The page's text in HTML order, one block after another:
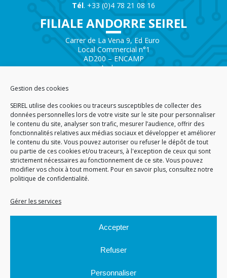
Gestion des cookies
SEIREL utilise des cookies ou traceurs susceptibles de collecter des
données personnelles lors de votre visite sur le site pour personnaliser
le contenu du site, analyser son trafic, mesurer l’audience, offrir des
fonctionnalités relatives aux médias sociaux et développer et améliorer
le contenu du site. Vous pouvez autoriser ou refuser le dépôt de tout
ou partie de ces cookies et/ou traceurs, à l'exception de ceux qui sont
strictement nécessaires au fonctionnement de ce site. Vous pouvez
modifier vos choix à tout moment. Pour en savoir plus, consultez notre
politique de confidentialité.
Gérer les services
Accepter
Refuser
Personnaliser
Tél. +33 (0)4 78 21 08 16
FILIALE ANDORRE SEIREL
Carrer de La Vena 9, Ed Euro
Local Commercial n°1
AD200 – ENCAMP
Andorra
Immeuble 3D
81 Rue de la Petite Eau
73290 LA MOTTE SERVOLEX
ACCUEIL
GÉRARD PERRIER INDUSTRIE – TOUS DROITS RÉSERVÉS
Site réalisé par